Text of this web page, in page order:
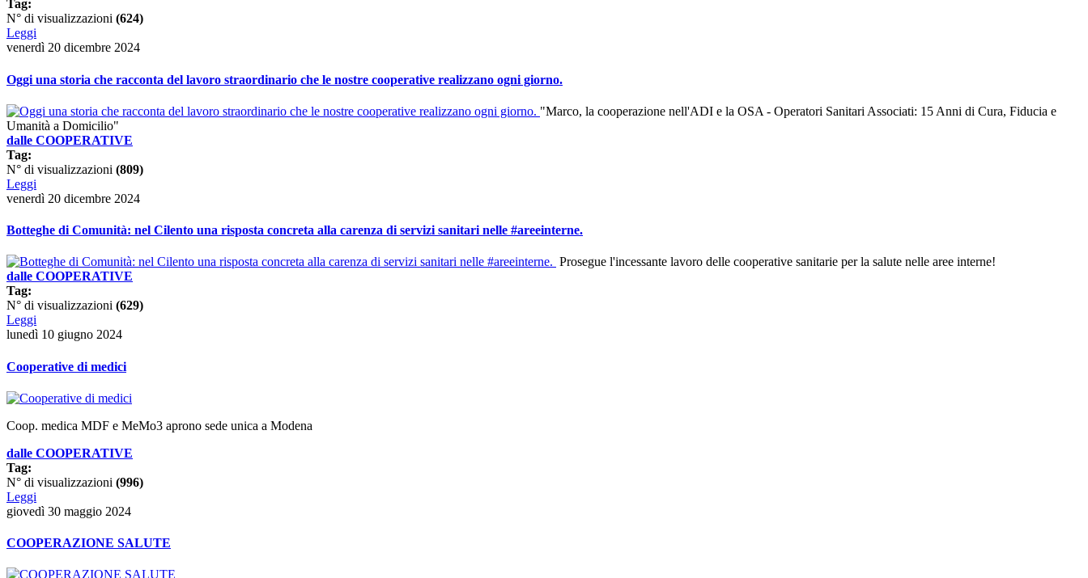
Tag:
N° di visualizzazioni (624)
Leggi
venerdì 20 dicembre 2024
Oggi una storia che racconta del lavoro straordinario che le nostre cooperative realizzano ogni giorno.
"Marco, la cooperazione nell'ADI e la OSA - Operatori Sanitari Associati: 15 Anni di Cura, Fiducia e
Umanità a Domicilio"
dalle COOPERATIVE
Tag:
N° di visualizzazioni (809)
Leggi
venerdì 20 dicembre 2024
Botteghe di Comunità: nel Cilento una risposta concreta alla carenza di servizi sanitari nelle #areeinterne.
Prosegue l'incessante lavoro delle cooperative sanitarie per la salute nelle aree interne!
dalle COOPERATIVE
Tag:
N° di visualizzazioni (629)
Leggi
lunedì 10 giugno 2024
Cooperative di medici
Coop. medica MDF e MeMo3 aprono sede unica a Modena
dalle COOPERATIVE
Tag:
N° di visualizzazioni (996)
Leggi
giovedì 30 maggio 2024
COOPERAZIONE SALUTE